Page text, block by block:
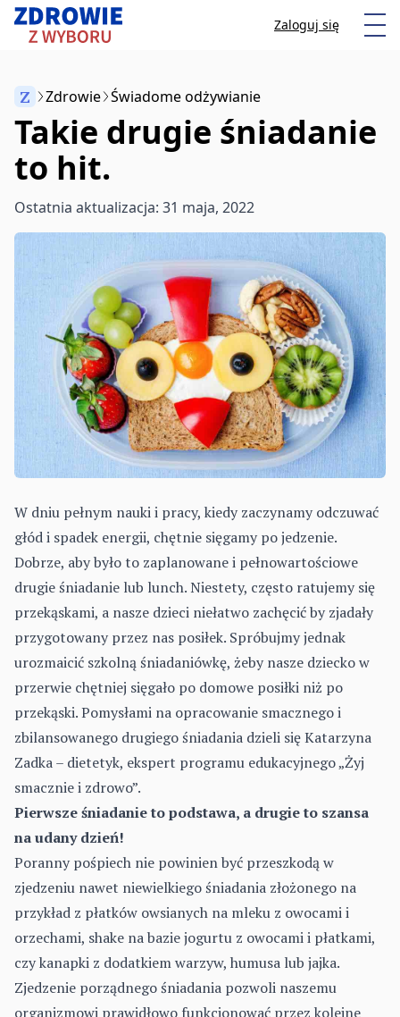
Przeskocz do treści Zaloguj się
Anuluj
Z Zdrowie Świadome odżywianie
Takie drugie śniadanie
to hit.
Ostatnia aktualizacja: 31 maja, 2022
W dniu pełnym nauki i pracy, kiedy zaczynamy odczuwać
głód i spadek energii, chętnie sięgamy po jedzenie.
Dobrze, aby było to zaplanowane i pełnowartościowe
drugie śniadanie lub lunch. Niestety, często ratujemy się
przekąskami, a nasze dzieci niełatwo zachęcić by zjadały
przygotowany przez nas posiłek. Spróbujmy jednak
urozmaicić szkolną śniadaniówkę, żeby nasze dziecko w
przerwie chętniej sięgało po domowe posiłki niż po
przekąski. Pomysłami na opracowanie smacznego i
zbilansowanego drugiego śniadania dzieli się Katarzyna
Zadka – dietetyk, ekspert programu edukacyjnego „Żyj
smacznie i zdrowo”.
Pierwsze śniadanie to podstawa, a drugie to szansa
na udany dzień!
Poranny pośpiech nie powinien być przeszkodą w
zjedzeniu nawet niewielkiego śniadania złożonego na
przykład z płatków owsianych na mleku z owocami i
orzechami, shake na bazie jogurtu z owocami i płatkami,
czy kanapki z dodatkiem warzyw, humusa lub jajka.
Zjedzenie porządnego śniadania pozwoli naszemu
organizmowi prawidłowo funkcjonować przez kolejne